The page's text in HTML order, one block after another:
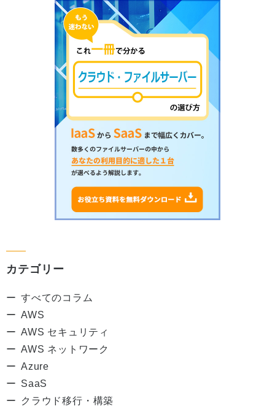
カテゴリー
すべてのコラム
AWS
AWS セキュリティ
AWS ネットワーク
Azure
SaaS
クラウド移行・構築